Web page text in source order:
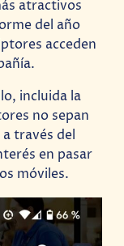
atractivos
del año
acceden
incluida la
no sepan
través del
en pasar
móviles.